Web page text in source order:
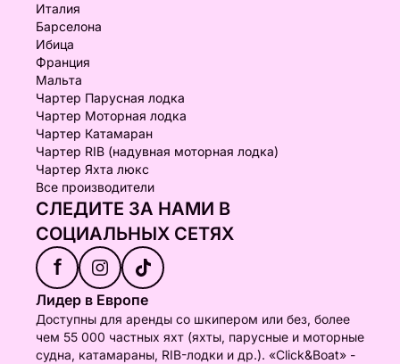
Италия
Барселона
Ибица
Франция
Мальта
Чартер Парусная лодка
Чартер Моторная лодка
Чартер Катамаран
Чартер RIB (надувная моторная лодка)
Чартер Яхта люкс
Все производители
СЛЕДИТЕ ЗА НАМИ В
СОЦИАЛЬНЫХ СЕТЯХ
f
Лидер в Европе
Доступны для аренды со шкипером или без, более
чем 55 000 частных яхт (яхты, парусные и моторные
судна, катамараны, RIB-лодки и др.). «Click&Boat» -